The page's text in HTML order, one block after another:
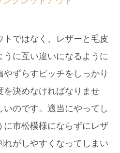
ではなく、レザーと毛皮
うに互い違いになるように
やずらすピッチをしっかり
を決めなければなりませ
のです。適当にやってし
に市松模様にならずにレザ
れがしやすくなってしまい